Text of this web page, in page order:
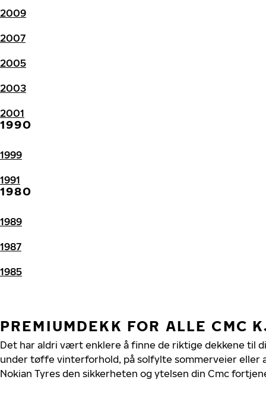
2009
2007
2005
2003
2001
1990
1999
1991
1980
1989
1987
1985
PREMIUMDEKK FOR ALLE CMC
Det har aldri vært enklere å finne de riktige dekkene til
under tøffe vinterforhold, på solfylte sommerveier eller
Nokian Tyres den sikkerheten og ytelsen din Cmc